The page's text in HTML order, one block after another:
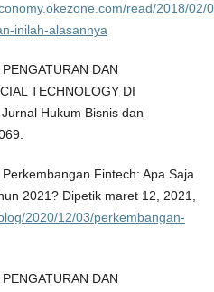
read/2018/02/
inilah-alasannya
DAN
TECHNOLOGY DI
Hukum Bisnis dan
Fintech: Apa Saja
2021? Dipetik maret 12, 2021,
2020/12/03/perkembangan-
DAN